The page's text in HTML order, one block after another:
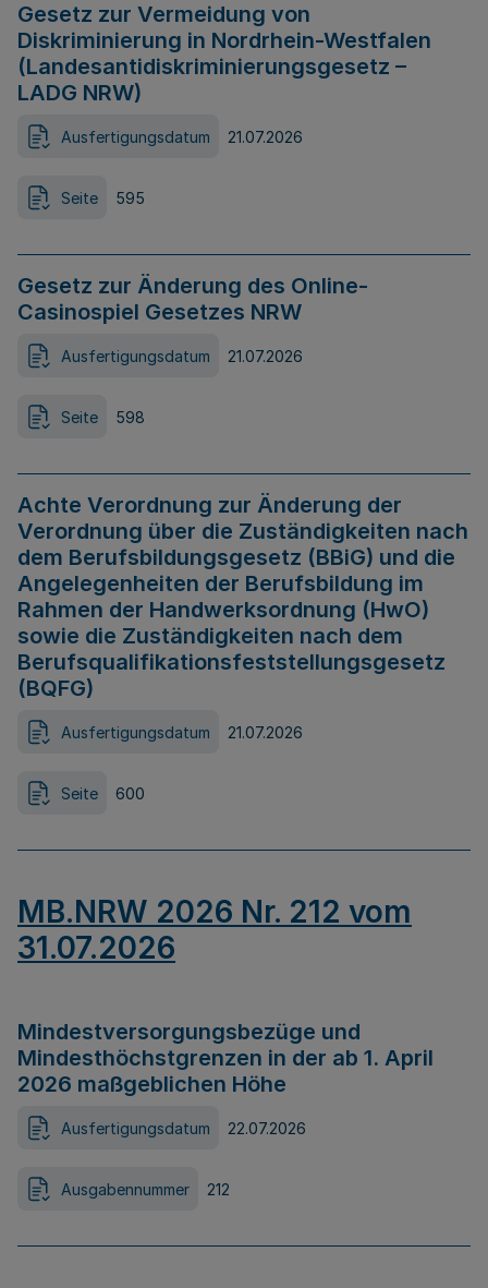
Gesetz zur Vermeidung von
Diskriminierung in Nordrhein-Westfalen
(Landesantidiskriminierungsgesetz –
LADG NRW)
Ausfertigungsdatum 21.07.2026
Seite 595
Gesetz zur Änderung des Online-
Casinospiel Gesetzes NRW
Ausfertigungsdatum 21.07.2026
Seite 598
Achte Verordnung zur Änderung der
Verordnung über die Zuständigkeiten nach
dem Berufsbildungsgesetz (BBiG) und die
Angelegenheiten der Berufsbildung im
Rahmen der Handwerksordnung (HwO)
sowie die Zuständigkeiten nach dem
Berufsqualifikationsfeststellungsgesetz
(BQFG)
Ausfertigungsdatum 21.07.2026
Seite 600
MB.NRW 2026 Nr. 212 vom
31.07.2026
Mindestversorgungsbezüge und
Mindesthöchstgrenzen in der ab 1. April
2026 maßgeblichen Höhe
Ausfertigungsdatum 22.07.2026
Ausgabennummer 212